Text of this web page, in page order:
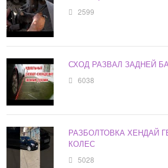
2599
СХОД РАЗВАЛ ЗАДНЕЙ
6038
РАЗБОЛТОВКА ХЕНДАЙ
КОЛЕС
5028